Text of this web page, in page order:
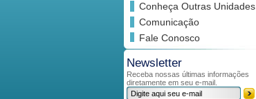
Conheça Outras Unidades
Comunicação
Fale Conosco
Newsletter
Receba nossas últimas informações
diretamente em seu e-mail.